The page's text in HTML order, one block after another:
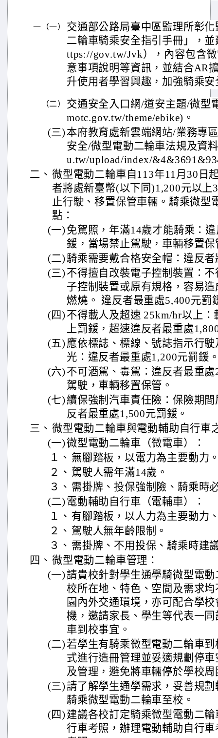
一（一）
交通部公路局臺中區監理所彰
二輪車騎乘安全指引手冊」，
ttps://gov.tw/Jvk），內容包含
意事項說明等資訊，並結合AR
升使用者學習興趣，加強騎乘
（二）
交通安全入口網/道安主題/微型
motc.gov.tw/theme/ebike)。
(三) 本府教育處新雲端網站/業務專
安全/微型電動二輪車法規及資
u.tw/upload/index/
二、 微型電動二輪車自113年11月30日
者將處新臺幣(以下同)1,200元以上
止行駛、移置保管車輛。騎乘微型
點：
(一) 免駕照，年滿14歲才能騎乘：
鍰，當場禁止駕駛，車輛移置保
(二) 騎乘需要戴合格安全帽：違反
(三) 不得擅自改裝電子控制裝置：
子控制裝置或原有規格，容易
燃燒。 違反者最重處5,400元罰
(四) 不得載人及超速 25km/hr以上
上罰鍰，超速違反者最重處
(五) 應依標誌、標線、號誌指示行
光：違反者最重處1,200元罰鍰
(六) 不可酒駕、毒駕：違反者最重
駕駛，車輛移置保管。
(七) 續保強制汽車責任險：保險期
反者最重處1,500元罰鍰。
三、 微型電動二輪車與電動輔助自行車
(一)微型電動二輪車（微電車）：
１、 無腳踏板，以電力為主要動力
２、 駕駛人需年滿14歲。
３、 需掛牌、投保強制險、騎乘時
(二) 電動輔助自行車（電輔車）：
１、 有腳踏板，以人力為主要動力
２、 駕駛人無年齡限制。
３、 需掛牌、不用投保、騎乘時建
四、 微型電動二輪車管理：
(一) 請貴校針對學生通學騎微型電
校所在地、特色、空間及需求
園內外交通環境，亦可配合學
機，邀請家長、學生等代表一
車到校事宜。
(二) 若學生有騎乘微型電動二輪車
式進行造冊管理並妥適規劃停
及管理，避免將車輛停於學校
(三) 請了解學生通學需求，妥善規
騎乘微型電動二輪車至校。
(四) 建議各校訂定騎乘微型電動二
行車考照，辦理電動輔助自行